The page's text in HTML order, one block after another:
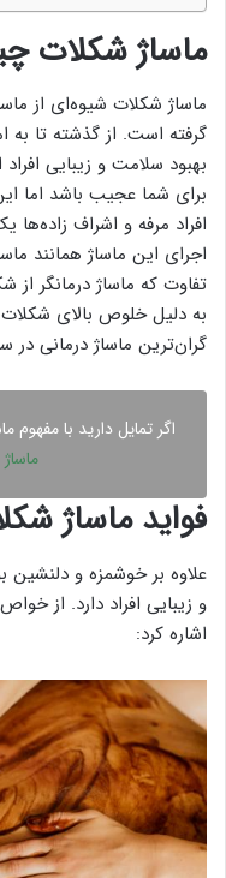
ماساژ شکلات
ماساژ شکلات شیوه‌ای از
گرفته است. از گذشته تا به
بهبود سلامت و زیبایی
برای شما عجیب باشد اما
افراد مرفه و اشراف
اجرای این ماساژ همانند
تفاوت که ماساژ درمانگر
به دلیل خلوص بالای شکلات
گران‌ترین ماساژ درمانی
اگر تمایل دارید با مفهوم
فواید ماساژ
علاوه بر خوشمزه و
و زیبایی افراد دارد. از
اشاره کرد: